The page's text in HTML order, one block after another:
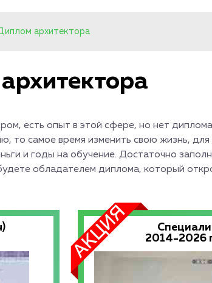
архитектора
есть опыт в этой сфере, но нет
самое время изменить свою жизнь, для
и годы на обучение. Достаточно
обладателем диплома, который
2014-2026